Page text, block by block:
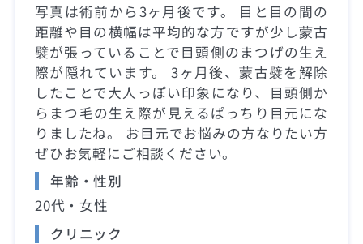
写真は術前から3ヶ月後です。 目と目の間の
距離や目の横幅は平均的な方ですが少し蒙古
襞が張っていることで目頭側のまつげの生え
際が隠れています。 3ヶ月後、蒙古襞を解除
したことで大人っぽい印象になり、目頭側か
らまつ毛の生え際が見えるぱっちり目元にな
りましたね。 お目元でお悩みの方なりたい方
ぜひお気軽にご相談ください。
年齢・性別
20代・女性
クリニック